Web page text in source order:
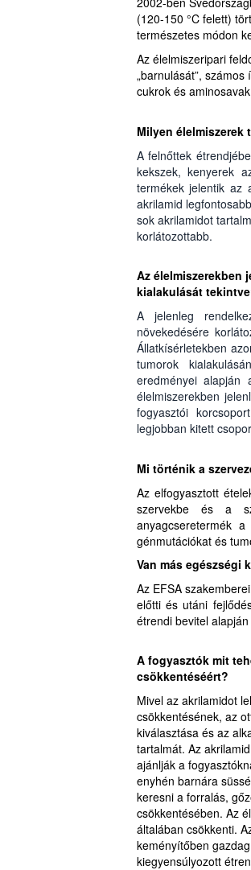
(120-150 °C felett)
természetes módon
Az élelmiszeripari
„barnulását”,
cukrok és
Milyen élelmiszerek
A felnőttek
kekszek, kenyerek
termékek jelentik az
akrilamid
sok akrilamidot
korlátozottabb.
Az élelmiszerekben
kialakulását
A jelenleg
növekedésére
Állatkísérletekben
tumorok
eredményei alapján
élelmiszerekben
fogyasztói
legjobban kitett
Mi történik a
Az elfogyasztott
szervekbe és a
anyagcseretermék
génmutációkat és
Van más egészségi
Az EFSA
előtti és utáni
étrendi bevitel
A fogyasztók mit
csökkentéséért?
Mivel az akrilamidot
csökkentésének, az
kiválasztása és az
tartalmát. Az
ajánlják a
enyhén barnára
keresni a forralás,
csökkentésében. Az
általában csökkenti.
keményítőben
kiegyensúlyozott